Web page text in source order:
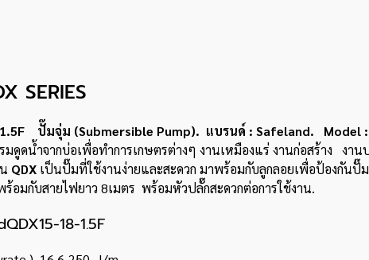
SERIES
ปั๊มจุ่ม (Submersible Pump). แบรนด์ : Safeland. Model :
ดูดน้ำจากบ่อเพื่อทำการเกษตรต่างๆ งานเหมืองแร่ งานก่อสร้าง ง
QDX เป็นปั๊มที่ใช้งานง่ายและสะดวก มาพร้อมกับลูกลอยเพื่อป้องกั
มกับสายไฟยาว 8เมตร พร้อมหัวปลั๊กสะดวกต่อการใช้งาน.
18-1.5F